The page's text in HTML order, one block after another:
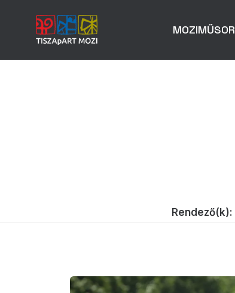
MOZIMŰSOR
Rendező(k):